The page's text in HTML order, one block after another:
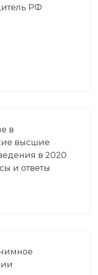
РФ
в
высшие
в 2020
и ответы